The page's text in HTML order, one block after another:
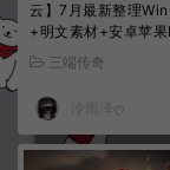
云】7月最新整理Win
+明文素材+安卓苹
建教程
三端传奇
冷雨泽ღ